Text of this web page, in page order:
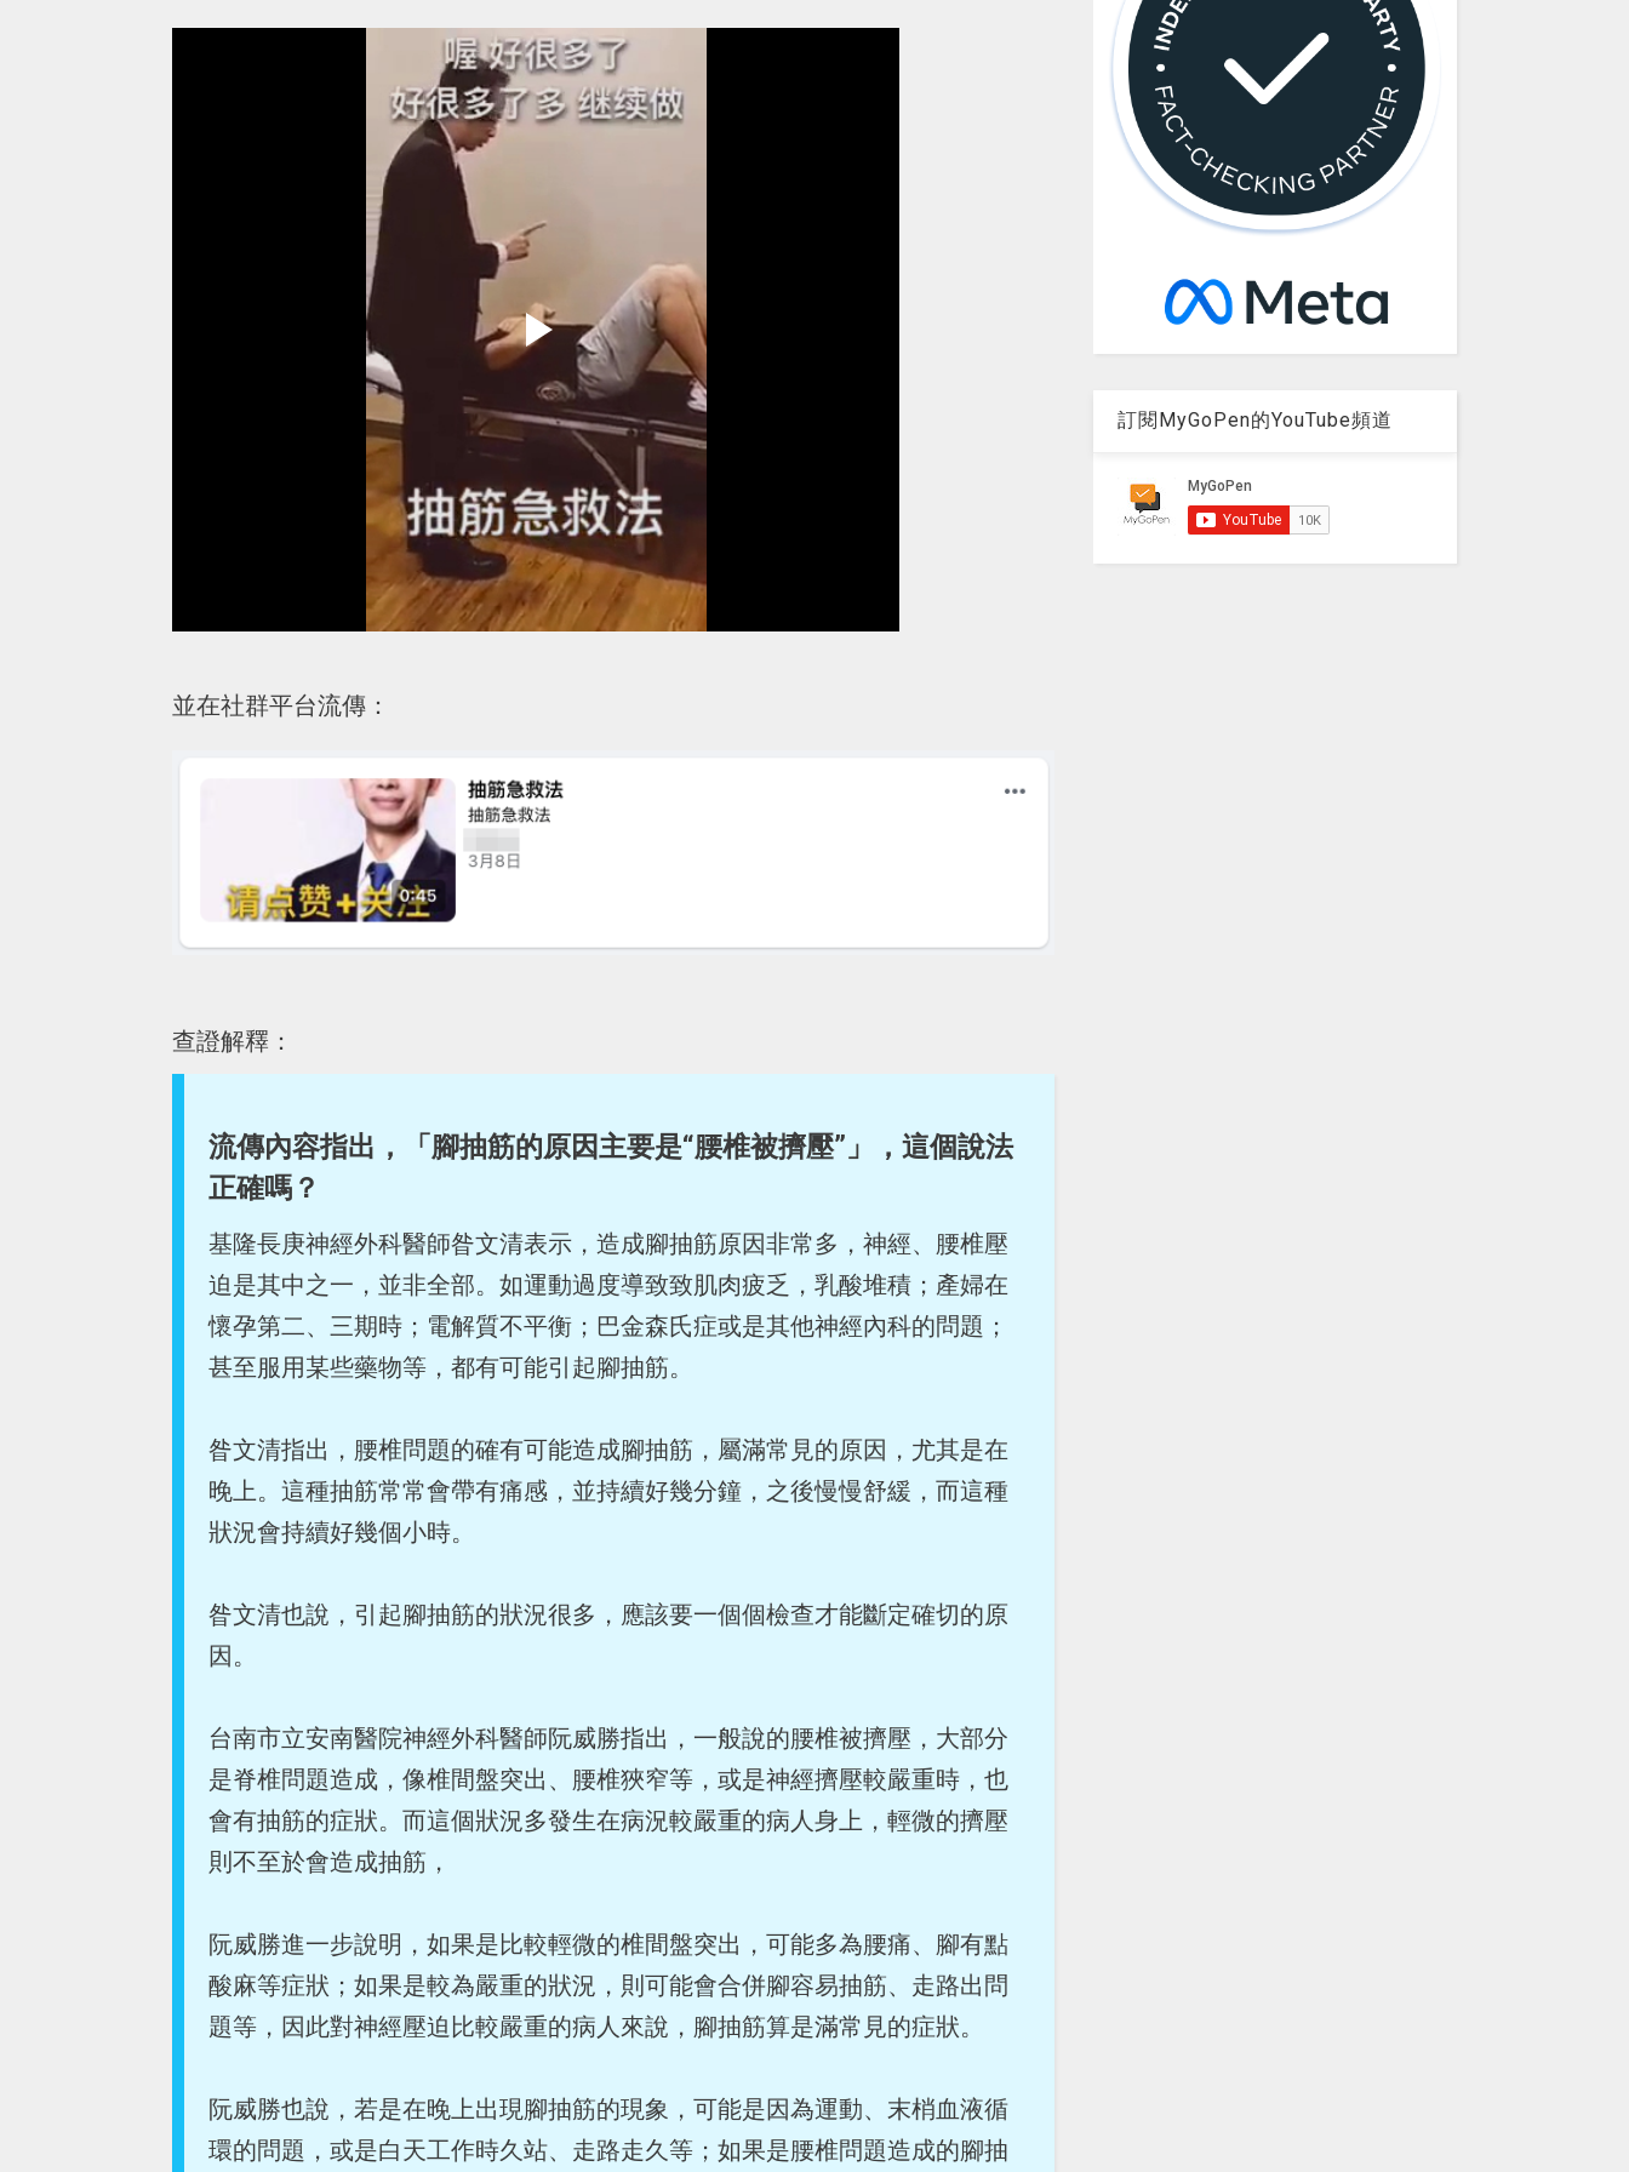
並在社群平台流傳：
查證解釋：
流傳內容指出，「腳抽筋的原因主要是“腰椎被擠壓”」，這個說法
正確嗎？
基隆長庚神經外科醫師昝文清表示，造成腳抽筋原因非常多，神經、腰椎壓
迫是其中之一，並非全部。如運動過度導致致肌肉疲乏，乳酸堆積；產婦在
懷孕第二、三期時；電解質不平衡；巴金森氏症或是其他神經內科的問題；
甚至服用某些藥物等，都有可能引起腳抽筋。
昝文清指出，腰椎問題的確有可能造成腳抽筋，屬滿常見的原因，尤其是在
晚上。這種抽筋常常會帶有痛感，並持續好幾分鐘，之後慢慢舒緩，而這種
狀況會持續好幾個小時。
昝文清也說，引起腳抽筋的狀況很多，應該要一個個檢查才能斷定確切的原
因。
台南市立安南醫院神經外科醫師阮威勝指出，一般說的腰椎被擠壓，大部分
是脊椎問題造成，像椎間盤突出、腰椎狹窄等，或是神經擠壓較嚴重時，也
會有抽筋的症狀。而這個狀況多發生在病況較嚴重的病人身上，輕微的擠壓
則不至於會造成抽筋，
阮威勝進一步說明，如果是比較輕微的椎間盤突出，可能多為腰痛、腳有點
酸麻等症狀；如果是較為嚴重的狀況，則可能會合併腳容易抽筋、走路出問
題等，因此對神經壓迫比較嚴重的病人來說，腳抽筋算是滿常見的症狀。
阮威勝也說，若是在晚上出現腳抽筋的現象，可能是因為運動、末梢血液循
環的問題，或是白天工作時久站、走路走久等；如果是腰椎問題造成的腳抽
訂閱MyGoPen的YouTube頻道